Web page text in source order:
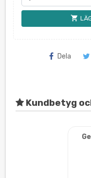
shopping_cart
Dela
Kundbetyg